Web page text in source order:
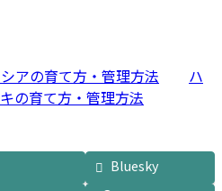
アの育て方・管理方法
ハ
の育て方・管理方法
Bluesky